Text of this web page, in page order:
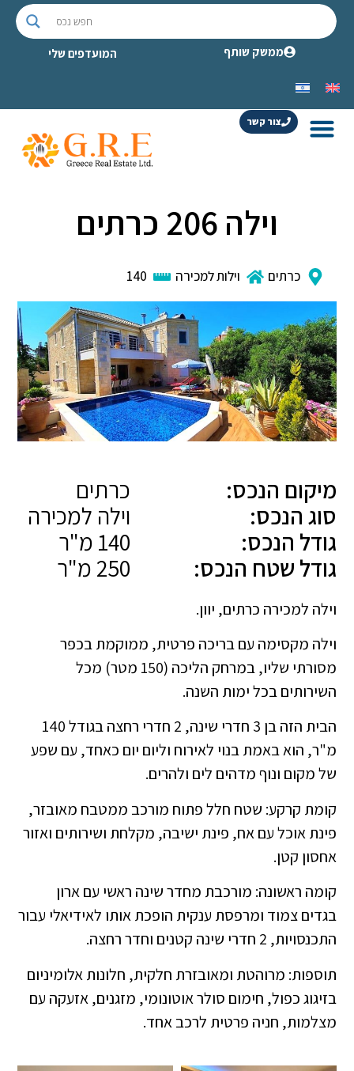
ממשק שותף המועדפים שלי
צור קשר
וילה 206 כרתים
כרתים וילות למכירה 140
מיקום הנכס:
כרתים
סוג הנכס:
וילה למכירה
גודל הנכס:
גודל שטח הנכס:
וילה למכירה כרתים, יוון.
וילה מקסימה עם בריכה פרטית, ממוקמת בכפר
מסורתי שליו, במרחק הליכה (150 מטר) מכל
השירותים בכל ימות השנה.
הבית הזה בן 3 חדרי שינה, 2 חדרי רחצה בגודל 140
מ"ר, הוא באמת בנוי לאירוח וליום יום כאחד, עם שפע
של מקום ונוף מדהים לים ולהרים.
קומת קרקע: שטח חלל פתוח מורכב ממטבח מאובזר,
פינת אוכל עם אח, פינת ישיבה, מקלחת ושירותים ואזור
אחסון קטן.
קומה ראשונה: מורכבת מחדר שינה ראשי עם ארון
בגדים צמוד ומרפסת ענקית הופכת אותו לאידיאלי עבור
התכנסויות, 2 חדרי שינה קטנים וחדר רחצה.
תוספות: מרוהטת ומאובזרת חלקית, חלונות אלומיניום
בזיגוג כפול, חימום סולר אוטונומי, מזגנים, אזעקה עם
מצלמות, חניה פרטית לרכב אחד.